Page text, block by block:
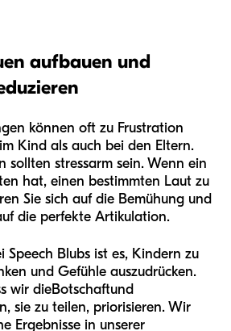
aufbauen und
können oft zu Frustration
Kind als auch bei den Eltern.
sollten stressarm sein. Wenn ein
hat, einen bestimmten Laut zu
Sie sich auf die Bemühung und
die perfekte Artikulation.
Speech Blubs ist es, Kindern zu
und Gefühle auszudrücken.
wir dieBotschaftund
, sie zu teilen, priorisieren. Wir
Ergebnisse in unserer